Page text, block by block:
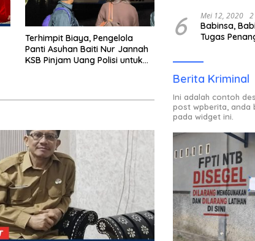
Terhimpit Biaya, Pengelola
Panti Asuhan Baiti Nur Jannah
KSB Pinjam Uang Polisi untuk
6 Mei 12, 2020
Babinsa,
Tugas
ODP.
Berita Kriminal
Ini adalah contoh
post wpberita, anda
pada widget ini.